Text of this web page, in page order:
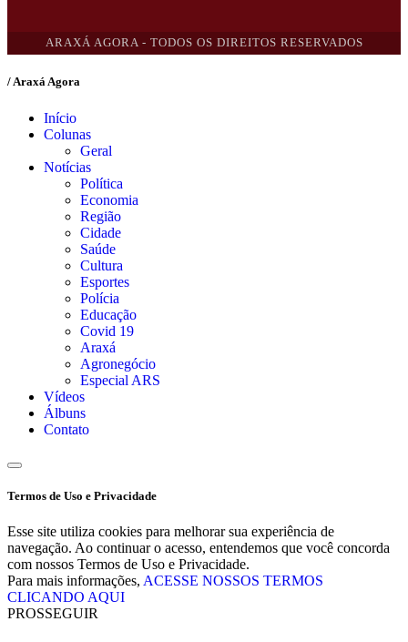
ARAXÁ AGORA - TODOS OS DIREITOS RESERVADOS
/ Araxá Agora
Início
Colunas
Geral
Notícias
Política
Economia
Região
Cidade
Saúde
Cultura
Esportes
Polícia
Educação
Covid 19
Araxá
Agronegócio
Especial ARS
Vídeos
Álbuns
Contato
Termos de Uso e Privacidade
Esse site utiliza cookies para melhorar sua experiência de
navegação. Ao continuar o acesso, entendemos que você concorda
com nossos Termos de Uso e Privacidade.
Para mais informações, ACESSE NOSSOS TERMOS
CLICANDO AQUI
PROSSEGUIR